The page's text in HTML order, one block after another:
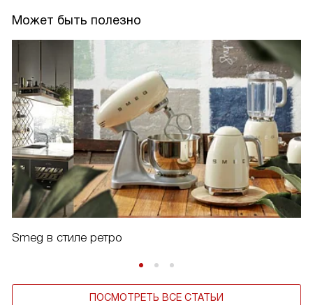
Может быть полезно
Smeg в стиле ретро
ПОСМОТРЕТЬ ВСЕ СТАТЬИ